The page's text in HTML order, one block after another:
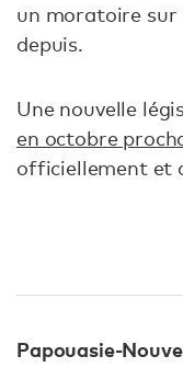
un moratoire sur
depuis.
Une nouvelle
en octobre
officiellement et
Papouasie-